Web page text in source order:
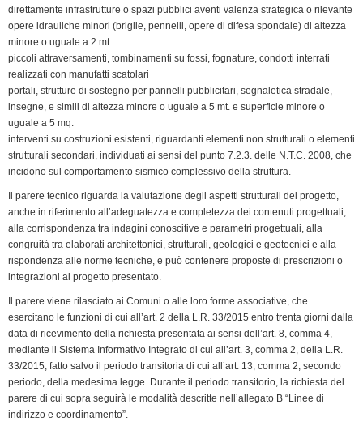
direttamente infrastrutture o spazi pubblici aventi valenza strategica o rilevante
opere idrauliche minori (briglie, pennelli, opere di difesa spondale) di altezza
minore o uguale a 2 mt.
piccoli attraversamenti, tombinamenti su fossi, fognature, condotti interrati
realizzati con manufatti scatolari
portali, strutture di sostegno per pannelli pubblicitari, segnaletica stradale,
insegne, e simili di altezza minore o uguale a 5 mt. e superficie minore o
uguale a 5 mq.
interventi su costruzioni esistenti, riguardanti elementi non strutturali o elementi
strutturali secondari, individuati ai sensi del punto 7.2.3. delle N.T.C. 2008, che
incidono sul comportamento sismico complessivo della struttura.
Il parere tecnico riguarda la valutazione degli aspetti strutturali del progetto,
anche in riferimento all’adeguatezza e completezza dei contenuti progettuali,
alla corrispondenza tra indagini conoscitive e parametri progettuali, alla
congruità tra elaborati architettonici, strutturali, geologici e geotecnici e alla
rispondenza alle norme tecniche, e può contenere proposte di prescrizioni o
integrazioni al progetto presentato.
Il parere viene rilasciato ai Comuni o alle loro forme associative, che
esercitano le funzioni di cui all’art. 2 della L.R. 33/2015 entro trenta giorni dalla
data di ricevimento della richiesta presentata ai sensi dell’art. 8, comma 4,
mediante il Sistema Informativo Integrato di cui all’art. 3, comma 2, della L.R.
33/2015, fatto salvo il periodo transitoria di cui all’art. 13, comma 2, secondo
periodo, della medesima legge. Durante il periodo transitorio, la richiesta del
parere di cui sopra seguirà le modalità descritte nell’allegato B “Linee di
indirizzo e coordinamento”.